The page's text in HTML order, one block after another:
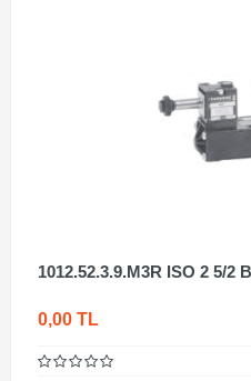
1012.52.3.9.M3R ISO 2 5/2
0,00 TL